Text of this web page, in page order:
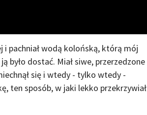
i pachniał wodą kolońską, którą mój
było dostać. Miał siwe, przerzedzone
się i wtedy - tylko wtedy -
ten sposób, w jaki lekko przekrzywiał